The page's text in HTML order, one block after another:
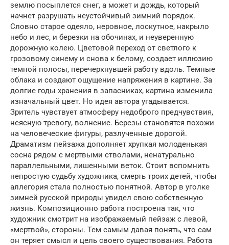
землю посыплется снег, а может и дождь, который
начнет разрушать неустойчивый зимний порядок.
Словно старое одеяло, неровное, лоскутное, накрыло
небо и лес, и березки на обочинах, и неуверенную
дорожную колею. Цветовой переход от светлого к
грозовому синему и снова к белому, создает иллюзию
темной полосы, перечеркнувшей работу вдоль. Темные
облака и создают ощущение напряжения в картине. За
долгие годы хранения в запасниках, картина изменила
изначальный цвет. Но идея автора угадывается.
Зритель чувствует атмосферу недоброго предчувствия,
неясную тревогу, волнение. Березы становятся похожи
на человеческие фигуры, разлученные дорогой.
Драматизм пейзажа дополняет хрупкая молоденькая
сосна рядом с мертвыми стволами, ненатурально
параллельными, лишенными веток. Стоит вспомнить
непростую судьбу художника, смерть троих детей, чтобы
аллегория стала полностью понятной. Автор в уголке
зимней русской природы увидел свою собственную
жизнь. Композиционно работа построена так, что
художник смотрит на изображаемый пейзаж с левой,
«мертвой», стороны. Тем самым давая понять, что сам
он теряет смысл и цель своего существования. Работа